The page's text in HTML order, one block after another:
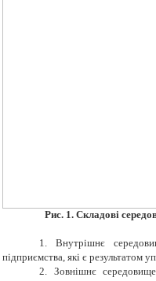
Рис. 1. Складові
1. Внутрішнє
підприємства, які є результатом
2. Зовнішнє